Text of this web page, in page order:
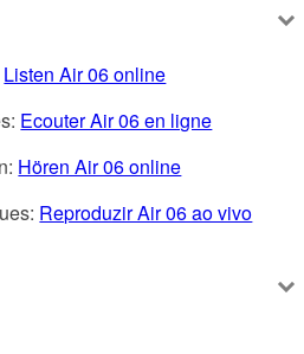
Listen Air 06 online
Ecouter Air 06 en ligne
Hören Air 06 online
Reproduzir Air 06 ao vivo